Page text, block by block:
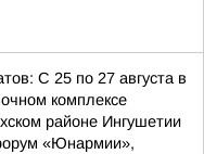
С 25 по 27 августа в
комплексе
районе Ингушетии
«Юнармии»,